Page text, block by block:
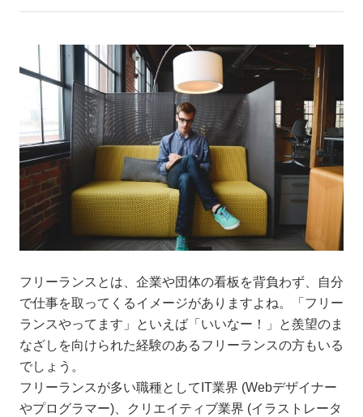
フリーランスとは、企業や団体の看板を背負わず、自分
で仕事を取ってくるイメージがありますよね。「フリー
ランスやってます」といえば「いいなー！」と羨望のま
なざしを向けられた経験のあるフリーランスの方もいる
でしょう。
フリーランスが多い職種としてIT業界 (Webデザイナー
やプログラマー)、クリエイティブ業界 (イラストレータ